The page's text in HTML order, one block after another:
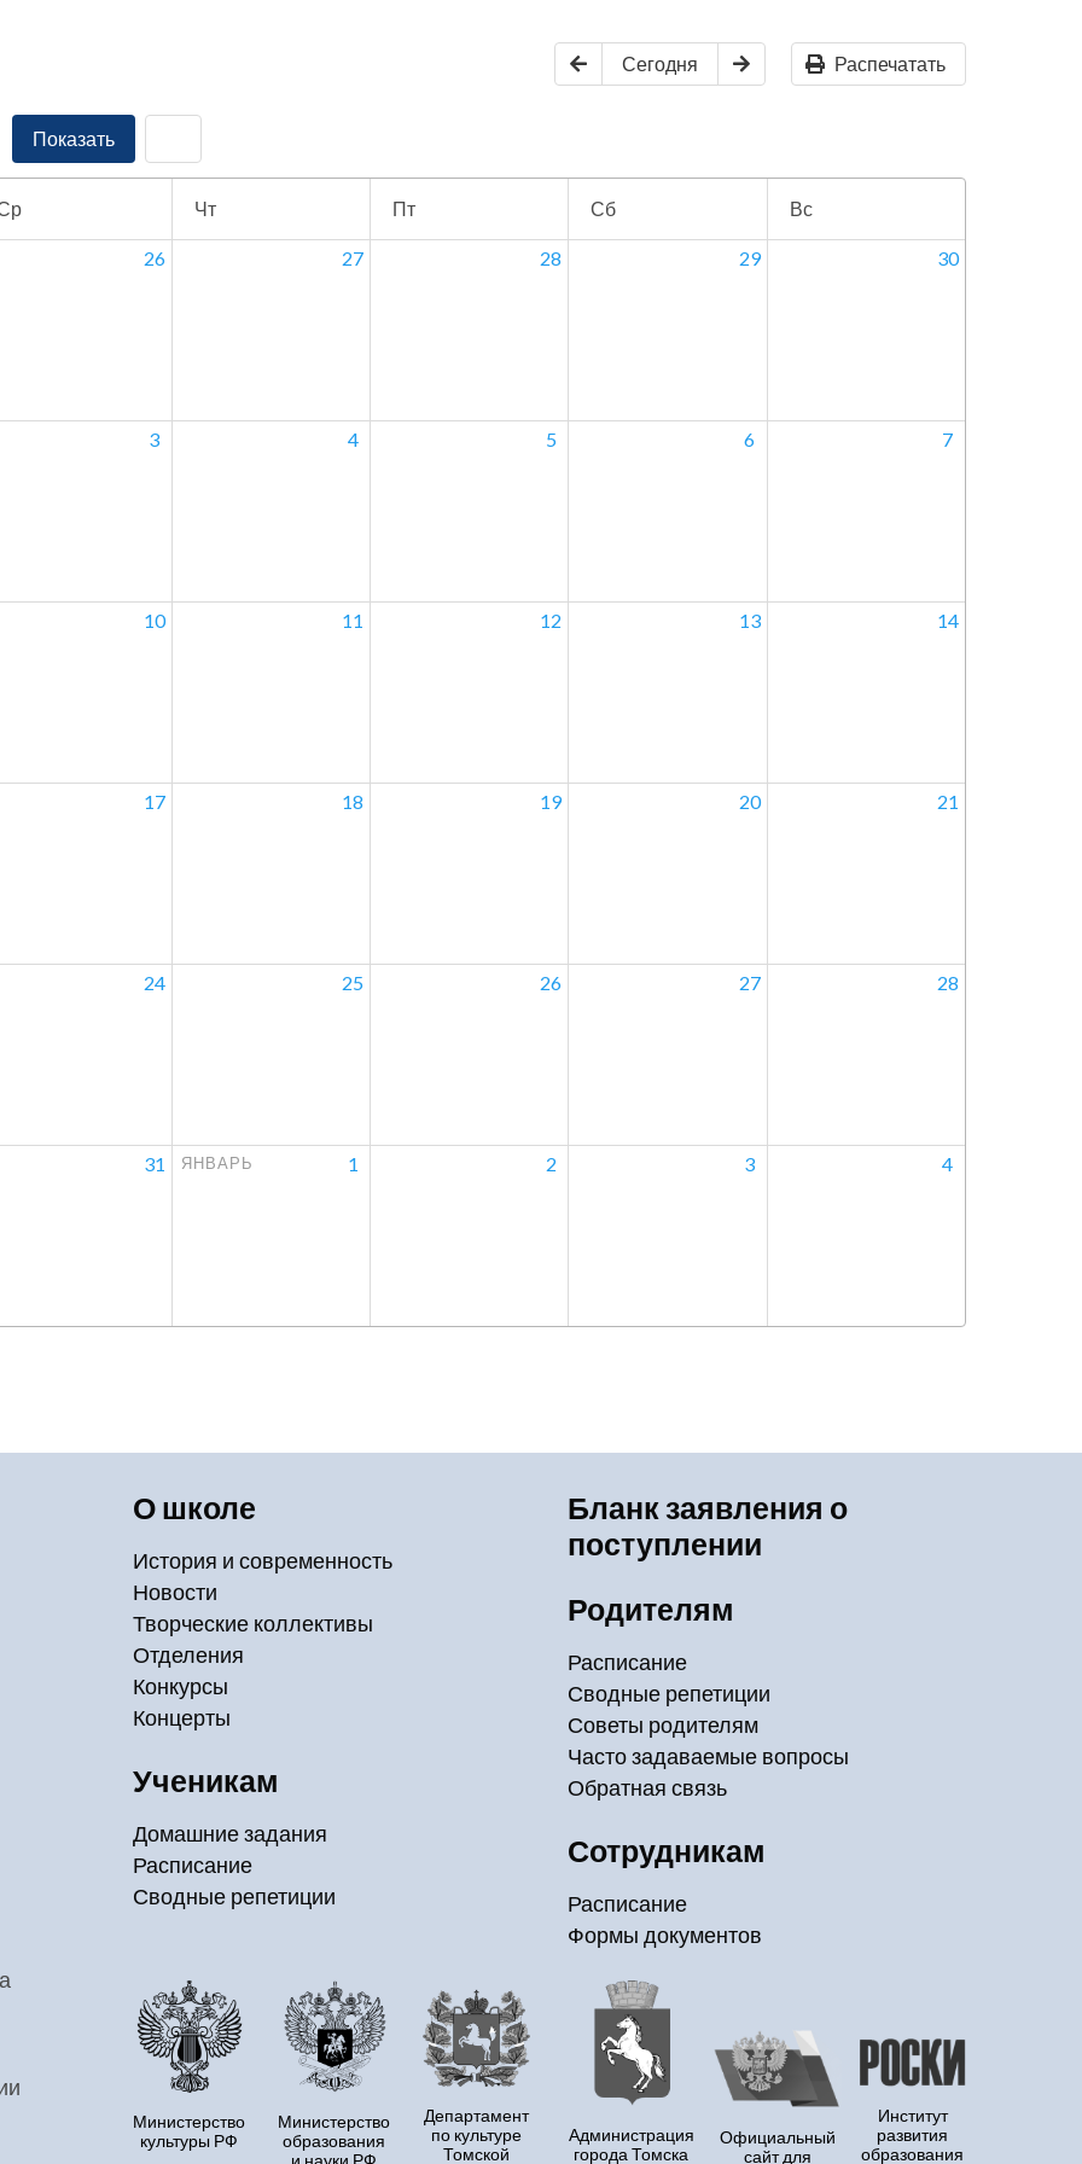
Сегодня Распечатать
Показать
Чт Пт Сб Вс
26 27 28 29 30
3 4 5 6 7
10 11 12 13 14
17 18 19 20 21
24 25 26 27 28
31 ЯНВАРЬ 1 2 3 4
О школе
История и современность
Новости
Творческие коллективы
Отделения
Конкурсы
Концерты
Ученикам
Домашние задания
Расписание
Сводные репетиции
Бланк заявления о
поступлении
Родителям
Расписание
Сводные репетиции
Советы родителям
Часто задаваемые вопросы
Обратная связь
Сотрудникам
Расписание
Формы документов
Министерство
культуры РФ
Министерство
образования
Департамент
по культуре
Томской
Администрация
города Томска
Официальный
сайт для
Институт
развития
образования